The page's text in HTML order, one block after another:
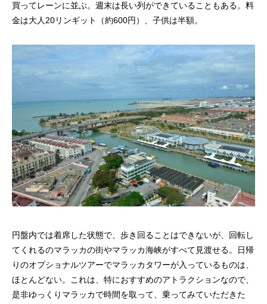
買ってレーンに並ぶ。週末は長い列ができていることもある。料
金は大人20リンギット（約600円）、子供は半額。
円盤内では着席した状態で、歩き回ることはできないが、回転し
てくれるのマラッカの街やマラッカ海峡がすべて見渡せる。日帰
りのオプショナルツアーでマラッカタワーが入っているものは、
ほとんどない。これは、特におすすめのアトラクションなので、
是非ゆっくりマラッカで時間を取って、乗ってみていただきた